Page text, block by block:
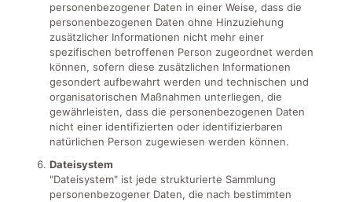
personenbezogener Daten in einer Weise, dass die
personenbezogenen Daten ohne Hinzuziehung
zusätzlicher Informationen nicht mehr einer
spezifischen betroffenen Person zugeordnet werden
können, sofern diese zusätzlichen Informationen
gesondert aufbewahrt werden und technischen und
organisatorischen Maßnahmen unterliegen, die
gewährleisten, dass die personenbezogenen Daten
nicht einer identifizierten oder identifizierbaren
natürlichen Person zugewiesen werden können.
Dateisystem
"Dateisystem" ist jede strukturierte Sammlung
personenbezogener Daten, die nach bestimmten